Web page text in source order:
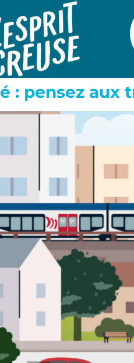
: pensez aux